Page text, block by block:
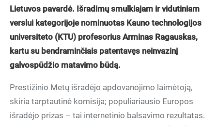
Lietuvos pavardė. Išradimų smulkiajam ir vidutiniam
verslui kategorijoje nominuotas Kauno technologijos
universiteto (KTU) profesorius Arminas Ragauskas,
kartu su bendraminčiais patentavęs neinvazinį
galvospūdžio matavimo būdą.
Prestižinio Metų išradėjo apdovanojimo laimėtoją,
skiria tarptautinė komisija; populiariausio Europos
išradėjo prizas – tai internetinio balsavimo rezultatas.